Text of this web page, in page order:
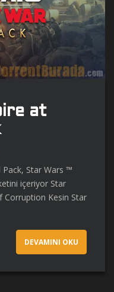
at
Star Wars ™
içeriyor Star
Corruption Kesin Star
DEVAMINI OKU